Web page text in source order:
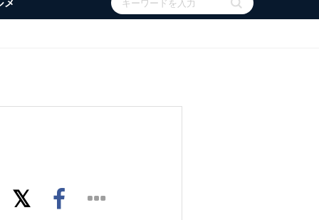
メ